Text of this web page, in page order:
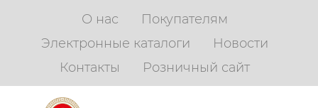
О нас
Покупателям
Электронные каталоги
Новости
Контакты
Розничный сайт